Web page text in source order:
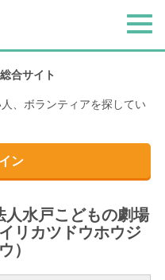
合サイト
、 ボランティアを探してい
ン
メ
水戸こどもの劇場
リカツドウホウジ
）